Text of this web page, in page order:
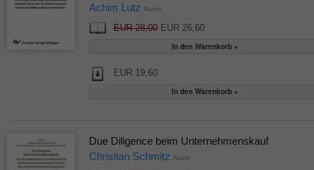
Achim Lutz Autor
EUR 28,00EUR 26,60
EUR 19,60
Due Diligence beim Unternehmenskauf
Christian Schmitz Autor